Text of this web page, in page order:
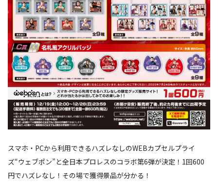
スマホ・PCから利用できるハズレなしのWEBカプセルプライ
ズ“ウェブポン”と全日本プロレスのコラボ第6弾が決定！1回600
円でハズレなし！その場で獲得景品が分かる！